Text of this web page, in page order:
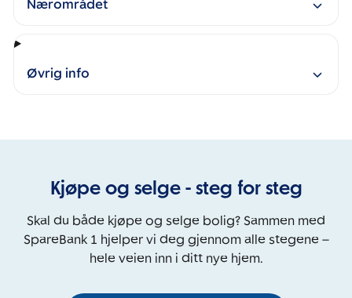
Nærområdet
Øvrig info
Kjøpe og selge - steg for steg
Skal du både kjøpe og selge bolig? Sammen med
SpareBank 1 hjelper vi deg gjennom alle stegene –
hele veien inn i ditt nye hjem.